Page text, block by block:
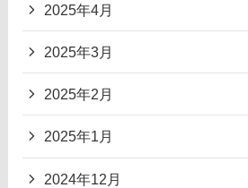
2025年4月
2025年3月
2025年2月
2025年1月
2024年12月